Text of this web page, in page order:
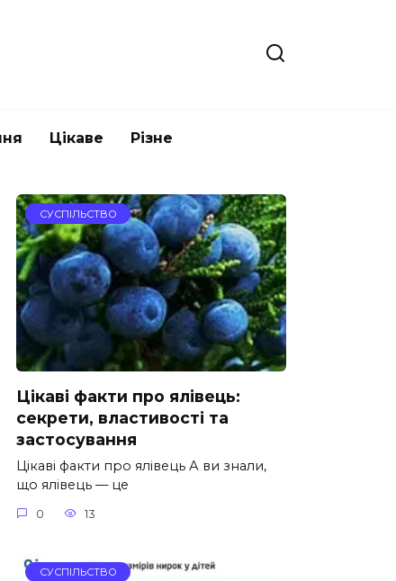
Цікаве Різне
СУСПІЛЬСТВО
Цікаві факти про ялівець:
секрети, властивості та
застосування
Цікаві факти про ялівець А ви знали,
що ялівець — це
0 13
СУСПІЛЬСТВО